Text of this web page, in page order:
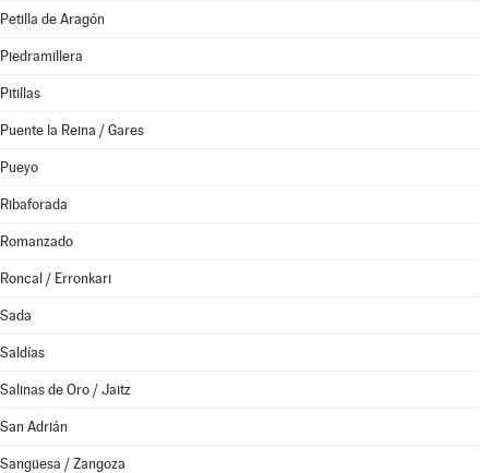
Petilla de Aragón
Piedramillera
Pitillas
Puente la Reina / Gares
Pueyo
Ribaforada
Romanzado
Roncal / Erronkari
Sada
Saldías
Salinas de Oro / Jaitz
San Adrián
Sangüesa / Zangoza